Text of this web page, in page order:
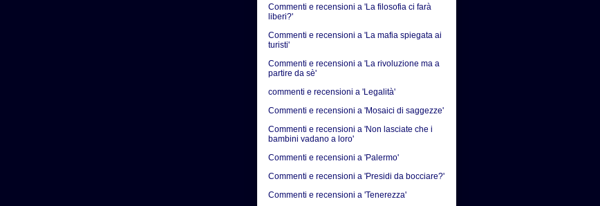
Commenti e recensioni a 'La filosofia ci farà
liberi?'
Commenti e recensioni a 'La mafia spiegata ai
turisti'
Commenti e recensioni a 'La rivoluzione ma a
partire da sè'
commenti e recensioni a 'Legalità'
Commenti e recensioni a 'Mosaici di saggezze'
Commenti e recensioni a 'Non lasciate che i
bambini vadano a loro'
Commenti e recensioni a 'Palermo'
Commenti e recensioni a 'Presidi da bocciare?'
Commenti e recensioni a 'Tenerezza'